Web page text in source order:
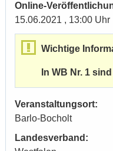
Online-
15.06.2021 , 13:00 Uhr
Wichtige
In WB Nr. 1
Veranstaltungsort:
Barlo-Bocholt
Landesverband: